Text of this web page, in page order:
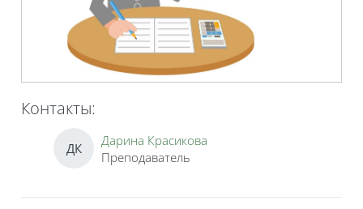
Контакты:
ДК
Дарина Красикова
Преподаватель